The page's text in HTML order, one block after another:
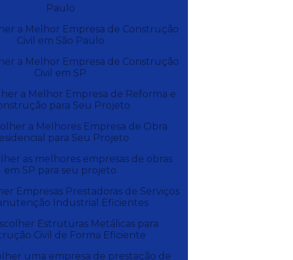
Paulo
a Melhor Empresa de Construção
Civil em São Paulo
a Melhor Empresa de Construção
Civil em SP
a Melhor Empresa de Reforma e
para Seu Projeto
a Melhores Empresa de Obra
para Seu Projeto
as melhores empresas de obras
em SP para seu projeto
Empresas Prestadoras de Serviços
Industrial Eficientes
Estruturas Metálicas para
Civil de Forma Eficiente
uma empresa de prestação de